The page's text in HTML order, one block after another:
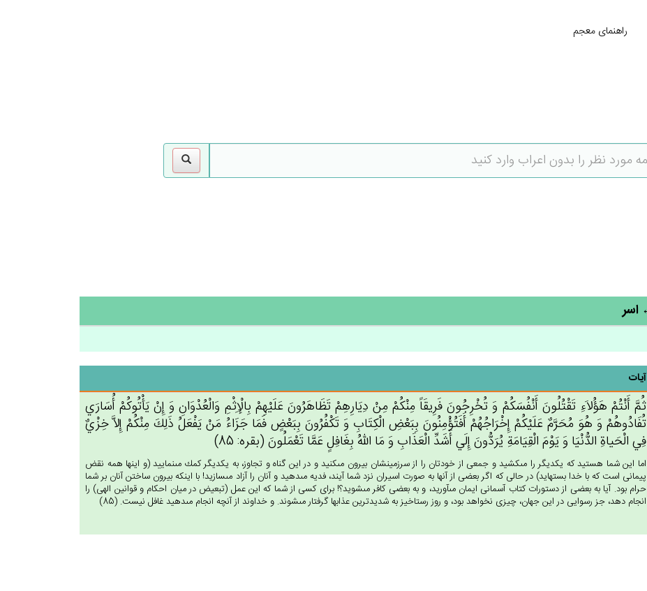
راهنمای معجم
آیات
ثُم‌َّ أَنْتُم‌ْ هَؤُلاَءِ تَقْتُلُون‌َ أَنْفُسَكُم‌ْ وَ تُخْرِجُون‌َ فَرِيقَاً مِنْكُم‌ْ مِن‌ْ دِيَارِهِم‌ْ تَظَاهَرُون‌َ عَلَيْهِم‌ْ بِالْإِثْم‌ِ وَالْعُدْوَان‌ِ وَ إِن‌ْ يَأْتُوكُم‌ْ أُسَارَي‌
تُفَادُوهُم‌ْ وَ هُوَ مُحَرَّم‌ٌ عَلَيْكُم‌ْ إِخْرَاجُهُم‌ْ أَفَتُؤْمِنُون‌َ بِبَعْض‌ِ الْكِتَاب‌ِ وَ تَكْفُرُون‌َ بِبَعْض‌ٍ فَمَا جَزَاءُ مَن‌ْ يَفْعَل‌ُ ذَلِك‌َ مِنْكُم‌ْ إِلاَّ خِزْي‌ٌ
فِي‌ الْحَياة‌ِ الدُّنْيَا وَ يَوْم‌َ الْقِيَامَة‌ِ يُرَدُّون‌َ إِلَي‌ أَشَدِّ الْعَذَاب‌ِ وَ مَا الله‌ُ بِغَافِل‌ٍ عَمَّا تَعْمَلُون‌َ (بقره: 85)
اما اين شما هستيد كه يكديگر را مى‏كشيد و جمعى از خودتان را از سرزمينشان بيرون مى‏كنيد و در اين گناه و تجاوز، به يكديگر كمك مى‏نماييد (و اينها همه نقض
پيمانى است كه با خدا بسته‏ايد) در حالى كه اگر بعضى از آنها به صورت اسيران نزد شما آيند، فديه مى‏دهيد و آنان را آزاد مى‏سازيد! با اينكه بيرون ساختن آنان بر شما
حرام بود. آيا به بعضى از دستورات كتاب آسمانى ايمان مى‏آوريد، و به بعضى كافر مى‏شويد؟! براى كسى از شما كه اين عمل (تبعيض در ميان احكام و قوانين الهى) را
انجام دهد، جز رسوايى در اين جهان، چيزى نخواهد بود، و روز رستاخيز به شديدترين عذابها گرفتار مى‏شوند. و خداوند از آنچه انجام مى‏دهيد غافل نيست. (85)